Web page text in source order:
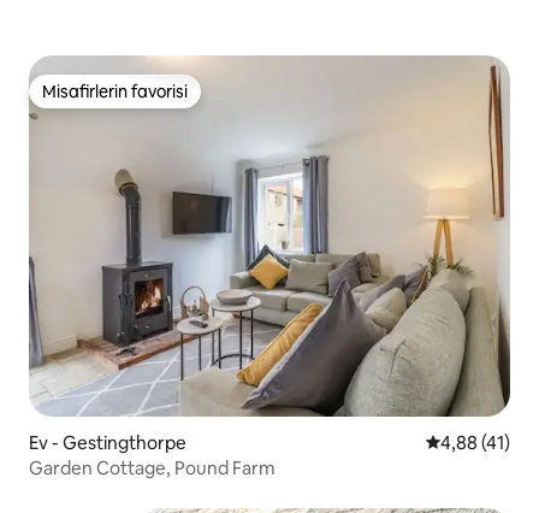
Misafirlerin favorisi
Misafirlerin favorisi
Ev - Gestingthorpe 5 üzerinden
4,88 (41)
Garden Cottage, Pound Farm